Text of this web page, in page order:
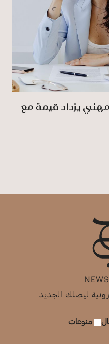
يزداد قيمة مع
ليصلك الجديد
منوعات